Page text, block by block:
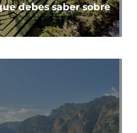
debes saber sobre